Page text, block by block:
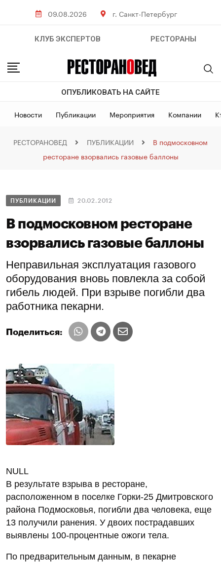
09.08.2026 г. Санкт-Петербург
КЛУБ ЭКСПЕРТОВ РЕСТОРАНЫ
ОПУБЛИКОВАТЬ НА САЙТЕ
Новости Публикации Мероприятия Компании
РЕСТОРАНОВЕД ПУБЛИКАЦИИ
В подмосковном
ресторане взорвались газовые баллоны
ПУБЛИКАЦИИ 20.02.2012
В подмосковном ресторане
взорвались газовые баллоны
Неправильная эксплуатация газового
оборудования вновь повлекла за собой
гибель людей. При взрыве погибли два
работника пекарни.
Поделиться:
NULL
В результате взрыва в ресторане,
расположенном в поселке Горки-25 Дмитровского
района Подмосковья, погибли два человека, еще
13 получили ранения. У двоих пострадавших
выявлены 100-процентные ожоги тела.
По предварительным данным, в пекарне